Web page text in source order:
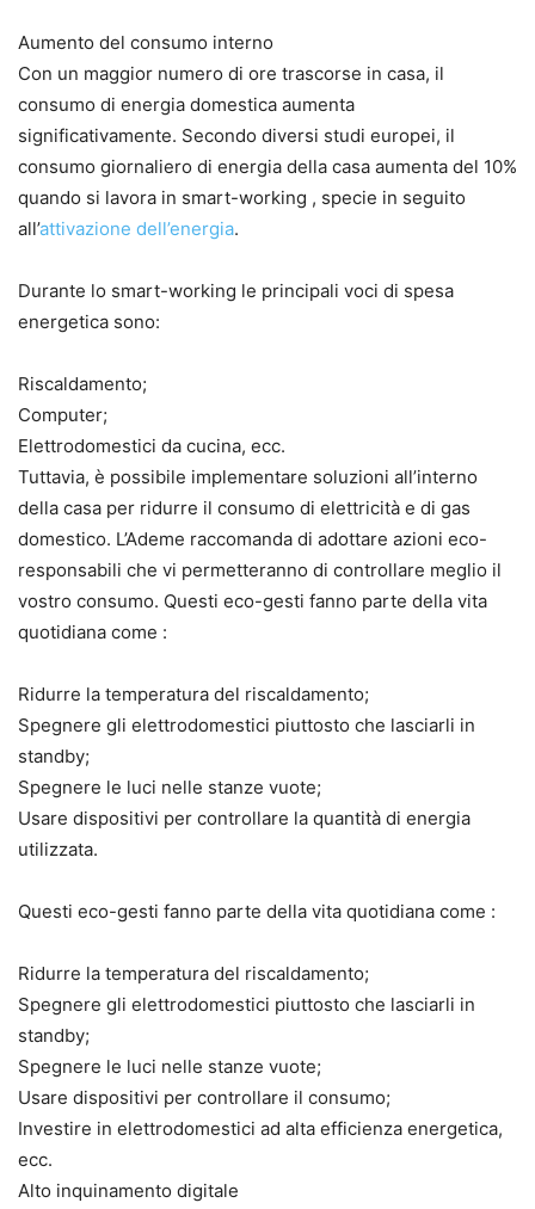
Aumento del consumo interno
Con un maggior numero di ore trascorse in casa, il
consumo di energia domestica aumenta
significativamente. Secondo diversi studi europei, il
consumo giornaliero di energia della casa aumenta del 10%
quando si lavora in smart-working , specie in seguito
all’attivazione dell’energia.
Durante lo smart-working le principali voci di spesa
energetica sono:
Riscaldamento;
Computer;
Elettrodomestici da cucina, ecc.
Tuttavia, è possibile implementare soluzioni all’interno
della casa per ridurre il consumo di elettricità e di gas
domestico. L’Ademe raccomanda di adottare azioni eco-
responsabili che vi permetteranno di controllare meglio il
vostro consumo. Questi eco-gesti fanno parte della vita
quotidiana come :
Ridurre la temperatura del riscaldamento;
Spegnere gli elettrodomestici piuttosto che lasciarli in
standby;
Spegnere le luci nelle stanze vuote;
Usare dispositivi per controllare la quantità di energia
utilizzata.
Questi eco-gesti fanno parte della vita quotidiana come :
Ridurre la temperatura del riscaldamento;
Spegnere gli elettrodomestici piuttosto che lasciarli in
standby;
Spegnere le luci nelle stanze vuote;
Usare dispositivi per controllare il consumo;
Investire in elettrodomestici ad alta efficienza energetica,
ecc.
Alto inquinamento digitale